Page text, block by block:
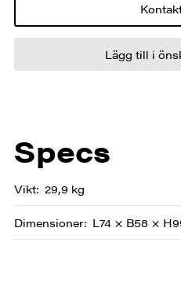
Lägg till i
Specs
Vikt 29,9 kg
Dimensioner L74 × B58 ×